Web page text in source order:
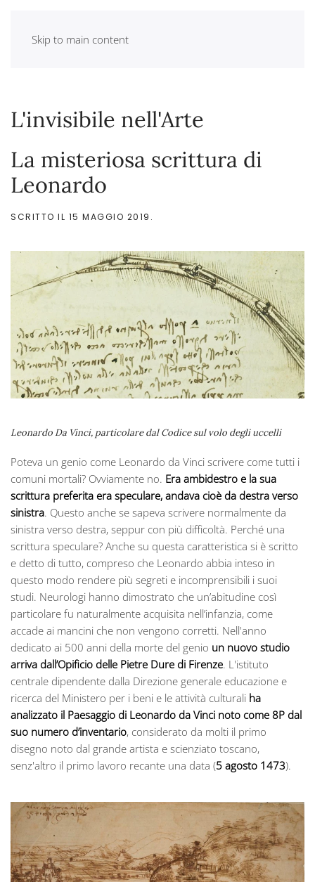
Skip to main content
L'invisibile nell'Arte
La misteriosa scrittura di
Leonardo
SCRITTO IL 15 MAGGIO 2019 .
Leonardo Da Vinci, particolare dal Codice sul volo degli uccelli
Poteva un genio come Leonardo da Vinci scrivere come tutti i
comuni mortali? Ovviamente no. Era ambidestro e la sua
scrittura preferita era speculare, andava cioè da destra verso
sinistra. Questo anche se sapeva scrivere normalmente da
sinistra verso destra, seppur con più difficoltà. Perché una
scrittura speculare? Anche su questa caratteristica si è scritto
e detto di tutto, compreso che Leonardo abbia inteso in
questo modo rendere più segreti e incomprensibili i suoi
studi. Neurologi hanno dimostrato che un’abitudine così
particolare fu naturalmente acquisita nell’infanzia, come
accade ai mancini che non vengono corretti. Nell'anno
dedicato ai 500 anni della morte del genio un nuovo studio
arriva dall’Opificio delle Pietre Dure di Firenze. L'istituto
centrale dipendente dalla Direzione generale educazione e
ricerca del Ministero per i beni e le attività culturali ha
analizzato il Paesaggio di Leonardo da Vinci noto come 8P dal
suo numero d’inventario, considerato da molti il primo
disegno noto dal grande artista e scienziato toscano,
senz'altro il primo lavoro recante una data (5 agosto 1473).